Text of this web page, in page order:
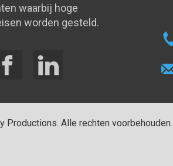
waarbij hoge
worden gesteld.
Productions. Alle rechten voorbehouden.